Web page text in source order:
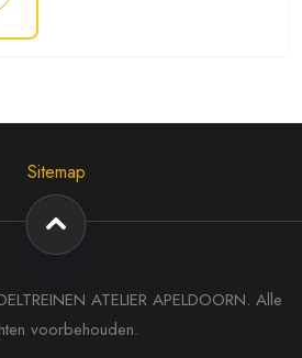
Sitemap
ATELIER APELDOORN. Alle
voorbehouden.